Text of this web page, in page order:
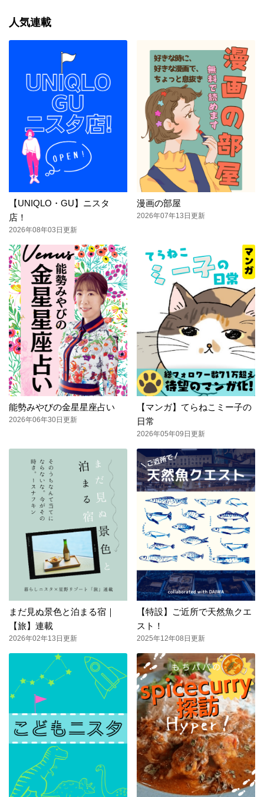
人気連載
【UNIQLO・GU】ニスタ
店！
2026年08年03日更新
漫画の部屋
2026年07年13日更新
能勢みやびの金星星座占い
2026年06年30日更新
【マンガ】てらねこミー子の
日常
2026年05年09日更新
まだ見ぬ景色と泊まる宿｜
【旅】連載
2026年02年13日更新
【特設】ご近所で天然魚クエ
スト！
2025年12年08日更新